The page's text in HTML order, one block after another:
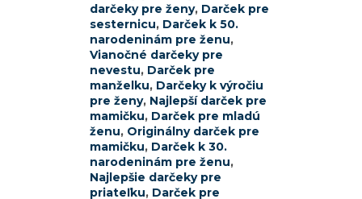
darčeky pre ženy, Darček pre
sesternicu, Darček k 50.
narodeninám pre ženu,
Vianočné darčeky pre
nevestu, Darček pre
manželku, Darčeky k výročiu
pre ženy, Najlepší darček pre
mamičku, Darček pre mladú
ženu, Originálny darček pre
mamičku, Darček k 30.
narodeninám pre ženu,
Najlepšie darčeky pre
priateľku, Darček pre